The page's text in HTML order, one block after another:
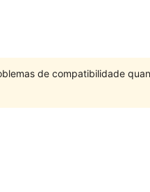
de compatibilidade